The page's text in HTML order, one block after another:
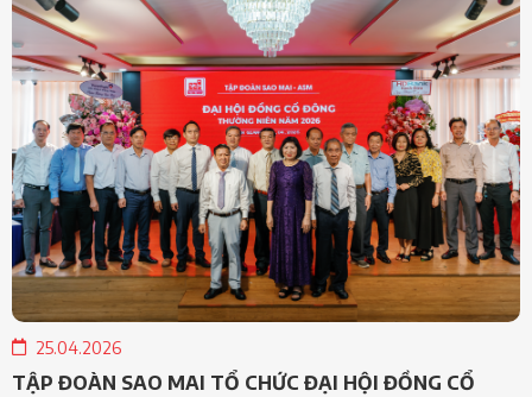
25.04.2026
TẬP ĐOÀN SAO MAI TỔ CHỨC ĐẠI HỘI ĐỒNG CỔ